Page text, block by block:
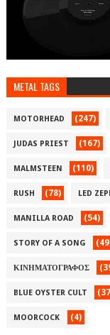
METAL TAGS
MOTORHEAD (247)
JUDAS PRIEST (167)
MALMSTEEN (110)
RUSH (78) LED
MANILLA ROAD (54)
STORY OF A SONG
ΚΙΝΗΜΑΤΟΓΡΑΦΟΣ
BLUE OYSTER CULT
MOORCOCK (4)